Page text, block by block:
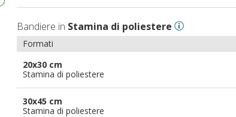
Bandiere in Stamina di poliestere
Formati
20x30 cm
Stamina di poliestere
30x45 cm
Stamina di poliestere